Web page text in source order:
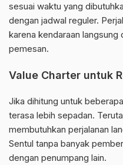
sesuai waktu yang
dengan jadwal reguler.
karena kendaraan langsung
pemesan.
Value Charter untuk
Jika dihitung untuk
terasa lebih sepadan.
membutuhkan perjalanan
Sentul tanpa banyak
dengan penumpang lain.